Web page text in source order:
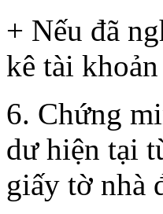
+ Nếu đã
kê tài
6. Chứng
dư hiện tại
giấy tờ nhà